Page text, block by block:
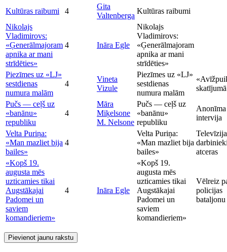
Kultūras raibumi
4
Gita
Valtenberga
Kultūras raibumi
Nikolajs
Vladimirovs:
«Ģenerālmajoram
apnika ar mani
strīdēties»
4 Ināra Egle
Nikolajs
Vladimirovs:
«Ģenerālmajoram
apnika ar mani
strīdēties»
Piezīmes uz «LJ»
sestdienas
numura malām
4
Vineta
Vizule
Piezīmes uz «LJ»
sestdienas
numura malām
skatījumā
Pučs — ceļš uz
«banānu»
republiku
4
Māra
Miķelsone
M. Nelsone
Pučs — ceļš uz
«banānu»
republiku
Anonīma
intervija
Velta Puriņa:
«Man mazliet bija
bailes»
4
Velta Puriņa:
«Man mazliet bija
bailes»
atceras
«Kopš 19.
augusta mēs
uzticamies tikai
Augstākajai
Padomei un
saviem
komandieriem»
4 Ināra Egle
«Kopš 19.
augusta mēs
uzticamies tikai
Augstākajai
Padomei un
saviem
komandieriem»
Vēlreiz
policijas
bataljonu
Pievienot jaunu rakstu